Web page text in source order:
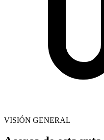
VISIÓN GENERAL